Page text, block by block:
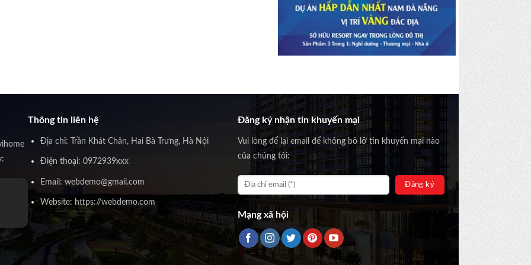
Thông tin liên hệ
Địa chỉ: Trần Khát Chân, Hai Bà Trưng, Hà Nội
Điện thoại: 0972939xxx
Email: webdemo@gmail.com
Website: https://webdemo.com
Đăng ký nhận tin khuyến mại
Vui lòng để lại email để không bỏ lỡ tin khuyến mại nào
của chúng tôi:
Mạng xã hội